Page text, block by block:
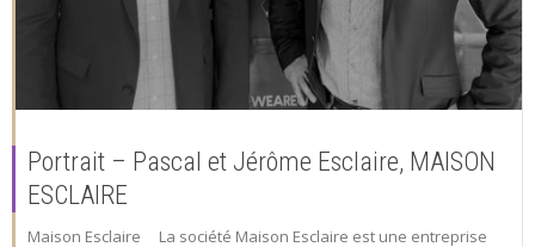
Portrait – Pascal et Jérôme Esclaire, MAISON
ESCLAIRE
Maison Esclaire La société Maison Esclaire est une entreprise